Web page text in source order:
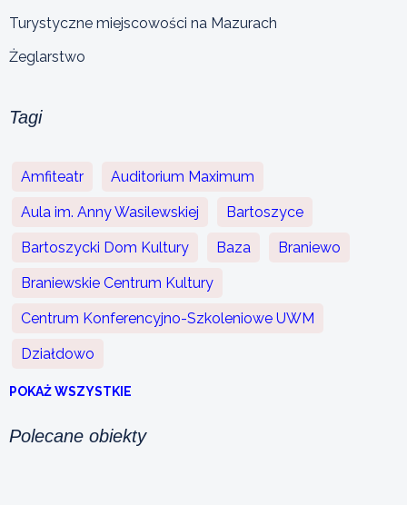
Turystyczne miejscowości na Mazurach
Żeglarstwo
Tagi
Amfiteatr Auditorium Maximum
Aula im. Anny Wasilewskiej Bartoszyce
Bartoszycki Dom Kultury Baza Braniewo
Braniewskie Centrum Kultury
Centrum Konferencyjno-Szkoleniowe UWM
Działdowo
POKAŻ WSZYSTKIE
Polecane obiekty